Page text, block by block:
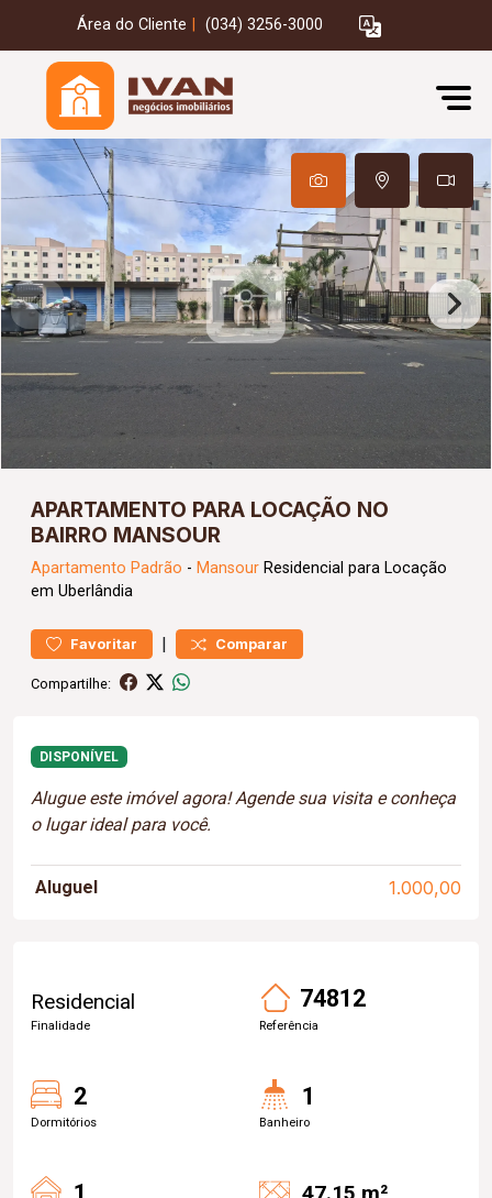
Área do Cliente (034) 3256-3000
APARTAMENTO PARA LOCAÇÃO NO
BAIRRO MANSOUR
Apartamento Padrão - Mansour Residencial para Locação
em Uberlândia
Favoritar | Comparar
Compartilhe:
DISPONÍVEL
Alugue este imóvel agora! Agende sua visita e conheça
o lugar ideal para você.
Aluguel 1.000,00
Residencial
Finalidade
74812
Referência
2
Dormitórios
1
Banheiro